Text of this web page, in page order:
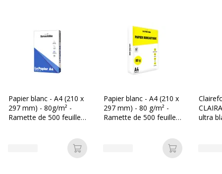
Papier blanc - A4 (210 x
297 mm) - 80g/m² -
Ramette de 500 feuilles
Ajouter au panier
Papier blanc - A4 (210 x
297 mm) - 80 g/m² -
Ramette de 500 feuilles
Ajouter au
ultra